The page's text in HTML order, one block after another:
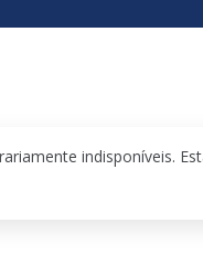
indisponíveis.